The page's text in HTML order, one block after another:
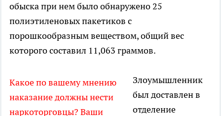
обыска при нем было обнаружено 25
полиэтиленовых пакетиков с
порошкообразным веществом, общий вес
которого составил 11,063 граммов.
Какое по вашему мнению
наказание должны нести
наркоторговцы? Ваши
Злоумышленник
был доставлен в
отделение